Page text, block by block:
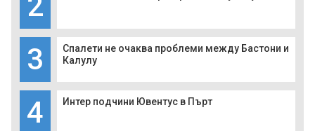
3
Спалети не очаква проблеми между Бастони и
Калулу
4 Интер подчини Ювентус в Пърт